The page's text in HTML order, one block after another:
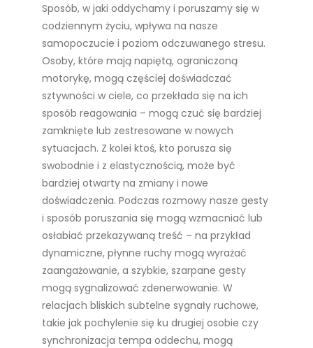
Sposób, w jaki oddychamy i poruszamy się w
codziennym życiu, wpływa na nasze
samopoczucie i poziom odczuwanego stresu.
Osoby, które mają napiętą, ograniczoną
motorykę, mogą częściej doświadczać
sztywności w ciele, co przekłada się na ich
sposób reagowania – mogą czuć się bardziej
zamknięte lub zestresowane w nowych
sytuacjach. Z kolei ktoś, kto porusza się
swobodnie i z elastycznością, może być
bardziej otwarty na zmiany i nowe
doświadczenia. Podczas rozmowy nasze gesty
i sposób poruszania się mogą wzmacniać lub
osłabiać przekazywaną treść – na przykład
dynamiczne, płynne ruchy mogą wyrażać
zaangażowanie, a szybkie, szarpane gesty
mogą sygnalizować zdenerwowanie. W
relacjach bliskich subtelne sygnały ruchowe,
takie jak pochylenie się ku drugiej osobie czy
synchronizacja tempa oddechu, mogą